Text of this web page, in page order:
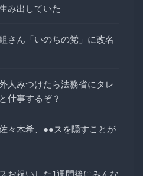
み出していた
さん「いのちの党」に改名
人みつけたら法務省にタレ
仕事するぞ？
々木希、●●スを隠すことが
お祝いした1週間後にみんな